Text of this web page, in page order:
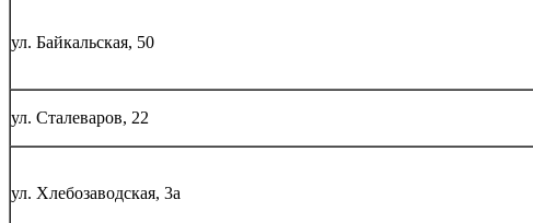
ул. Байкальская, 50
ул. Сталеваров, 22
ул. Хлебозаводская, 3а